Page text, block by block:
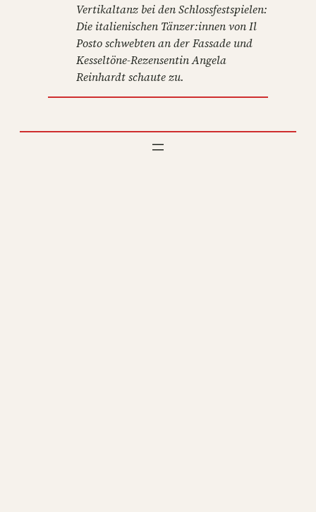
Vertikaltanz bei den Schlossfestspielen:
Die italienischen Tänzer:innen von Il
Posto schwebten an der Fassade und
Kesseltöne-Rezensentin Angela
Reinhardt schaute zu.